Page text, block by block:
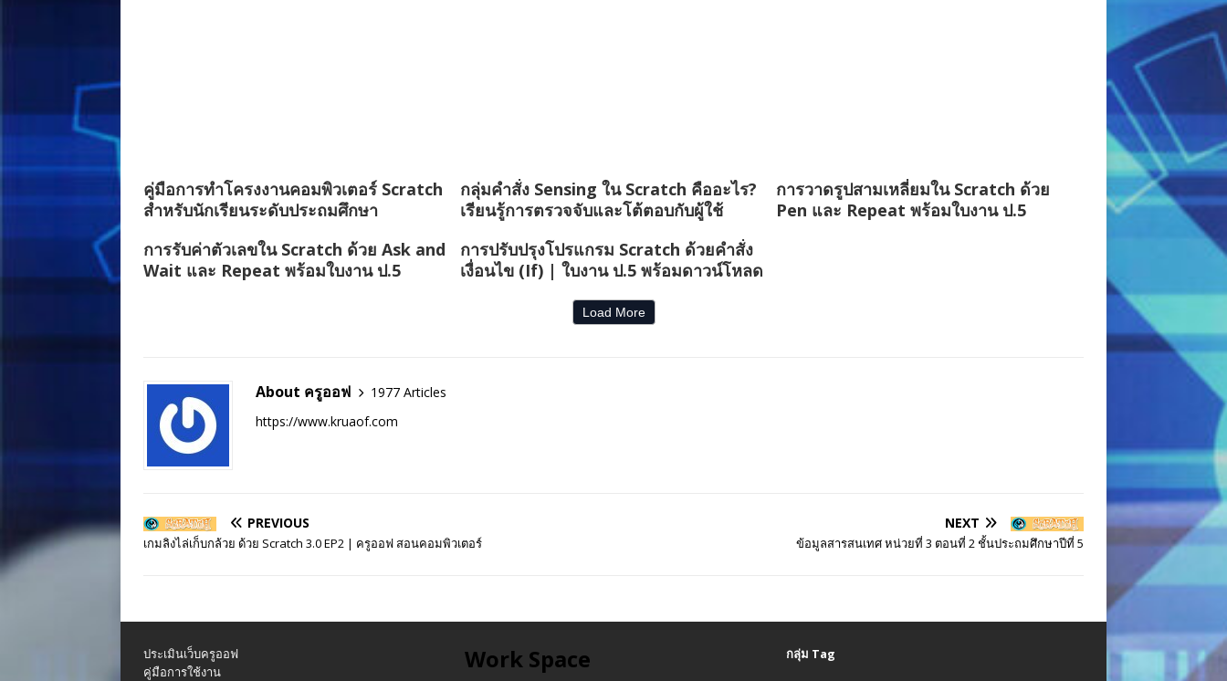
คู่มือการทำโครงงานคอมพิวเตอร์ Scratch
สำหรับนักเรียนระดับประถมศึกษา
กลุ่มคำสั่ง Sensing ใน Scratch คืออะไร?
เรียนรู้การตรวจจับและโต้ตอบกับผู้ใช้
การวาดรูปสามเหลี่ยมใน Scratch ด้วย
Pen และ Repeat พร้อมใบงาน ป.5
การรับค่าตัวเลขใน Scratch ด้วย Ask and
Wait และ Repeat พร้อมใบงาน ป.5
การปรับปรุงโปรแกรม Scratch ด้วยคำสั่ง
เงื่อนไข (If) | ใบงาน ป.5 พร้อมดาวน์โหลด
Load More
About ครูออฟ
1977 Articles
https://www.kruaof.com
PREVIOUS
เกมลิงไล่เก็บกล้วย ด้วย Scratch 3.0 EP2 | ครูออฟ สอนคอมพิวเตอร์
NEXT
ข้อมูลสารสนเทศ หน่วยที่ 3 ตอนที่ 2 ชั้นประถมศึกษาปีที่ 5
ประเมินเว็บครูออฟ
คู่มือการใช้งาน
Work Space กลุ่ม Tag